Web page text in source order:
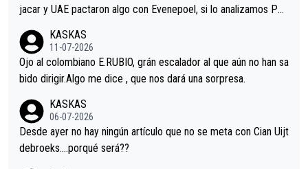
jacar y UAE pactaron algo con Evenepoel, si lo analizamos Poj
i sin pedalear, luego está el saludo con Evenepoel dándose la
mano de una manera muy fraternal, más allá de los típicos toqu
es en el hombro con que saludaba a Vingegard. Ahí hubo una in
eta, a ver si por querer poner a Del Toro con calzador en posi
ción de podio UAE y Pojacar se van complicar el tour.
KASKAS
11-07-2026
Ojo al colombiano E.RUBIO, grán escalador al que aún no han sa
bido dirigir.Algo me dice , que nos dará una sorpresa.
KASKAS
06-07-2026
Desde ayer no hay ningún artículo que no se meta con Cian Uijt
debroeks….porqué será??